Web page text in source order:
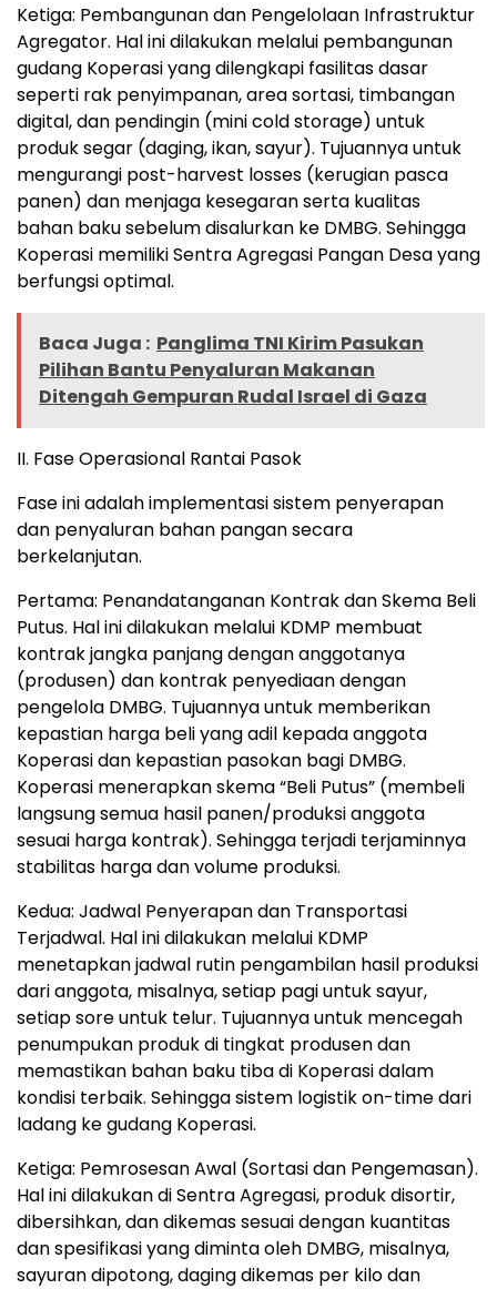
Ketiga: Pembangunan dan Pengelolaan Infrastruktur
Agregator. Hal ini dilakukan melalui pembangunan
gudang Koperasi yang dilengkapi fasilitas dasar
seperti rak penyimpanan, area sortasi, timbangan
digital, dan pendingin (mini cold storage) untuk
produk segar (daging, ikan, sayur). Tujuannya untuk
mengurangi post-harvest losses (kerugian pasca
panen) dan menjaga kesegaran serta kualitas
bahan baku sebelum disalurkan ke DMBG. Sehingga
Koperasi memiliki Sentra Agregasi Pangan Desa yang
berfungsi optimal.
Baca Juga : Panglima TNI Kirim Pasukan
Pilihan Bantu Penyaluran Makanan
Ditengah Gempuran Rudal Israel di Gaza
II. Fase Operasional Rantai Pasok
Fase ini adalah implementasi sistem penyerapan
dan penyaluran bahan pangan secara
berkelanjutan.
Pertama: Penandatanganan Kontrak dan Skema Beli
Putus. Hal ini dilakukan melalui KDMP membuat
kontrak jangka panjang dengan anggotanya
(produsen) dan kontrak penyediaan dengan
pengelola DMBG. Tujuannya untuk memberikan
kepastian harga beli yang adil kepada anggota
Koperasi dan kepastian pasokan bagi DMBG.
Koperasi menerapkan skema “Beli Putus” (membeli
langsung semua hasil panen/produksi anggota
sesuai harga kontrak). Sehingga terjadi terjaminnya
stabilitas harga dan volume produksi.
Kedua: Jadwal Penyerapan dan Transportasi
Terjadwal. Hal ini dilakukan melalui KDMP
menetapkan jadwal rutin pengambilan hasil produksi
dari anggota, misalnya, setiap pagi untuk sayur,
setiap sore untuk telur. Tujuannya untuk mencegah
penumpukan produk di tingkat produsen dan
memastikan bahan baku tiba di Koperasi dalam
kondisi terbaik. Sehingga sistem logistik on-time dari
ladang ke gudang Koperasi.
Ketiga: Pemrosesan Awal (Sortasi dan Pengemasan).
Hal ini dilakukan di Sentra Agregasi, produk disortir,
dibersihkan, dan dikemas sesuai dengan kuantitas
dan spesifikasi yang diminta oleh DMBG, misalnya,
sayuran dipotong, daging dikemas per kilo dan